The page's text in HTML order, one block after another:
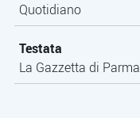
Quotidiano
Testata
La Gazzetta di Parma